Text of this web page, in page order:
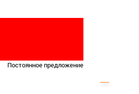
Постоянное предложение